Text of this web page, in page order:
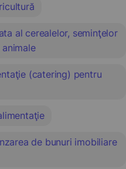
al cerealelor, seminţelor
(catering) pentru
de bunuri imobiliare